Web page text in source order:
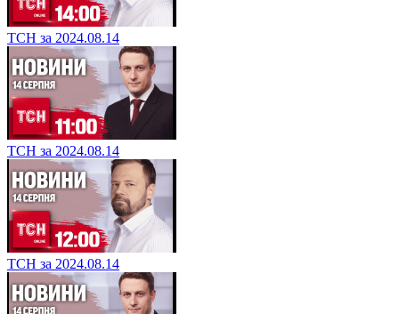
ТСН за 2024.08.14
ТСН за 2024.08.14
ТСН за 2024.08.14